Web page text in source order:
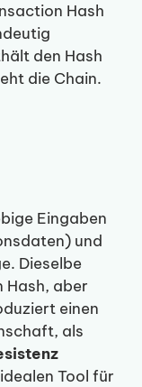
Hash
den Hash
die Chain.
Eingaben
und
Dieselbe
Hash, aber
einen
als
Tool für